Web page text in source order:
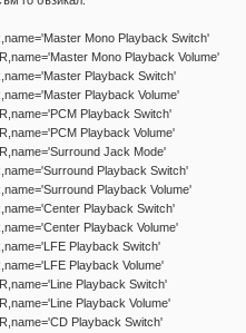
Mono Playback Switch'
Mono Playback Volume'
Playback Switch'
Playback Volume'
Playback Switch'
Playback Volume'
Jack Mode'
Playback Switch'
Playback Volume'
Playback Switch'
Playback Volume'
Playback Switch'
Playback Volume'
Playback Switch'
Playback Volume'
Playback Switch'